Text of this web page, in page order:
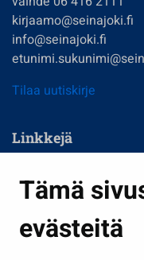
Tämä
evästeitä
kirjaamo@seinajoki.fi
info@seinajoki.fi
Tilaa uutiskirje
Linkkejä
Kasvatus ja opetus
Kulttuuri ja liikunta